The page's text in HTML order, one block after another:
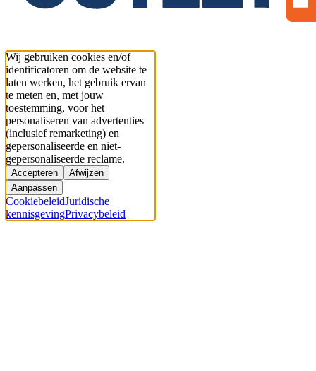
Wij gebruiken cookies en/of
identificatoren om de website te
laten werken, het gebruik ervan
te meten en, met jouw
toestemming, voor het
personaliseren van advertenties
(inclusief remarketing) en
gepersonaliseerde en niet-
gepersonaliseerde reclame.
Accepteren
Afwijzen
Aanpassen
CookiebeleidJuridische
kennisgevingPrivacybeleid